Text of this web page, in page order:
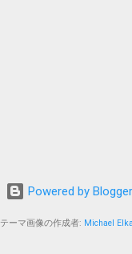
Powered by Blogger
テーマ画像の作成者: Michael